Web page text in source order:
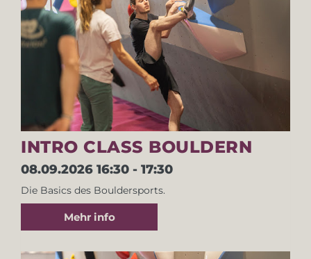
INTRO CLASS BOULDERN
08.09.2026 16:30 - 17:30
Die Basics des Bouldersports.
Mehr info